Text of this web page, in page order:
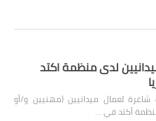
لدى منظمة اكتد
لعمال ميدانيين (مهنيين و/أو
أكتد في …